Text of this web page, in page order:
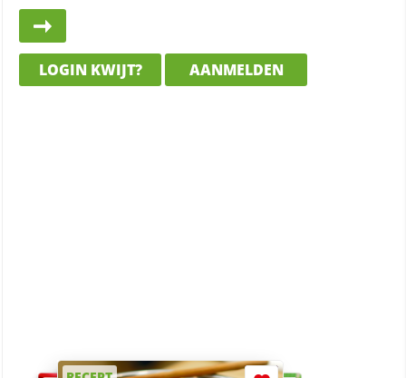
LOGIN KWIJT? AANMELDEN